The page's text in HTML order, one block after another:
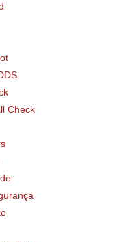
Check